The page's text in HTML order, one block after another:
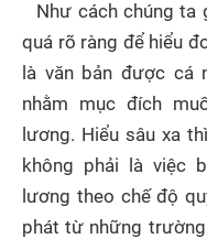
Như cách chúng ta
quá rõ ràng để hiểu
là văn bản được cá
nhằm mục đích
lương. Hiểu sâu xa
không phải là việc
lương theo chế độ
phát từ những